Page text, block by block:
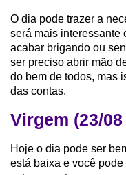
O dia pode trazer a
será mais interessante
acabar brigando ou
ser preciso abrir mão
do bem de todos, mas
das contas.
Virgem (23/08
Hoje o dia pode ser
está baixa e você